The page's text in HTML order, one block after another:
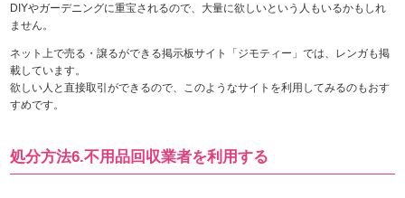
DIYやガーデニングに重宝されるので、大量に欲しいという人もいるかもしれ
ません。
ネット上で売る・譲るができる掲示板サイト「ジモティー」では、レンガも掲
載しています。
欲しい人と直接取引ができるので、このようなサイトを利用してみるのもおす
すめです。
処分方法6.不用品回収業者を利用する